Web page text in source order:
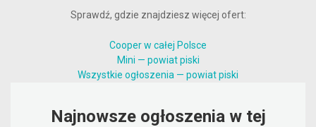
Sprawdź, gdzie znajdziesz więcej ofert:
Cooper w całej Polsce
Mini — powiat piski
Wszystkie ogłoszenia — powiat piski
Najnowsze ogłoszenia w tej